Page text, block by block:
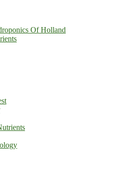
Of Holland